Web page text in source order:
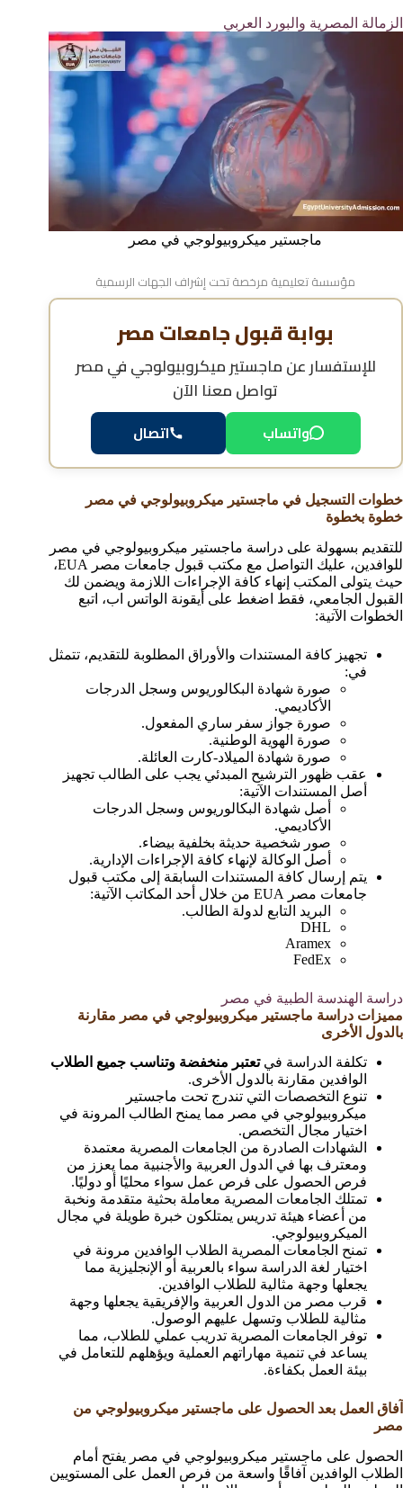
الزمالة المصرية والبورد العربي
ماجستير ميكروبيولوجي في مصر
مؤسسة تعليمية مرخصة تحت إشراف الجهات الرسمية
بوابة قبول جامعات مصر
للإستفسار عنماجستير ميكروبيولوجي في مصر
تواصل معنا الآن
واتساب اتصال
خطوات التسجيل في ماجستير ميكروبيولوجي في مصر
خطوة بخطوة
للتقديم بسهولة على دراسة ماجستير ميكروبيولوجي في مصر
للوافدين، عليك التواصل مع مكتب قبول جامعات مصر EUA،
حيث يتولى المكتب إنهاء كافة الإجراءات اللازمة ويضمن لك
القبول الجامعي، فقط اضغط على أيقونة الواتس اب، اتبع
الخطوات الآتية:
تجهيز كافة المستندات والأوراق المطلوبة للتقديم، تتمثل
في:
صورة شهادة البكالوريوس وسجل الدرجات
الأكاديمي.
صورة جواز سفر ساري المفعول.
صورة الهوية الوطنية.
صورة شهادة الميلاد-كارت العائلة.
عقب ظهور الترشيح المبدئي يجب على الطالب تجهيز
أصل المستندات الآتية:
أصل شهادة البكالوريوس وسجل الدرجات
الأكاديمي.
صور شخصية حديثة بخلفية بيضاء.
أصل الوكالة لإنهاء كافة الإجراءات الإدارية.
يتم إرسال كافة المستندات السابقة إلى مكتب قبول
جامعات مصر EUA من خلال أحد المكاتب الآتية:
البريد التابع لدولة الطالب.
DHL
Aramex
FedEx
دراسة الهندسة الطبية في مصر
مميزات دراسة ماجستير ميكروبيولوجي في مصر مقارنة
بالدول الأخرى
تكلفة الدراسة فيتعتبر منخفضة وتناسب جميع الطلاب
الوافدين مقارنة بالدول الأخرى.
تنوع التخصصات التي تندرج تحت ماجستير
ميكروبيولوجي في مصر مما يمنح الطالب المرونة في
اختيار مجال التخصص.
الشهادات الصادرة من الجامعات المصرية معتمدة
ومعترف بها في الدول العربية والأجنبية مما يعزز من
فرص الحصول على فرص عمل سواء محليًا أو دوليًا.
تمتلك الجامعات المصرية معاملة بحثية متقدمة ونخبة
من أعضاء هيئة تدريس يمتلكون خبرة طويلة في مجال
الميكروبيولوجي.
تمنح الجامعات المصرية الطلاب الوافدين مرونة في
اختيار لغة الدراسة سواء بالعربية أو الإنجليزية مما
يجعلها وجهة مثالية للطلاب الوافدين.
قرب مصر من الدول العربية والإفريقية يجعلها وجهة
مثالية للطلاب وتسهل عليهم الوصول.
توفر الجامعات المصرية تدريب عملي للطلاب، مما
يساعد في تنمية مهاراتهم العملية ويؤهلهم للتعامل في
بيئة العمل بكفاءة.
آفاق العمل بعد الحصول على ماجستير ميكروبيولوجي من
مصر
الحصول على ماجستير ميكروبيولوجي في مصر يفتح أمام
الطلاب الوافدين آفاقًا واسعة من فرص العمل على المستويين